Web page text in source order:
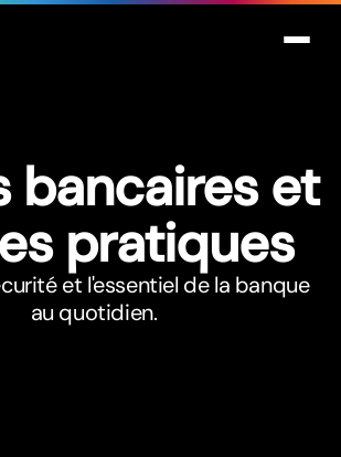
bancaires et
pratiques
et l'essentiel de la banque
au quotidien.